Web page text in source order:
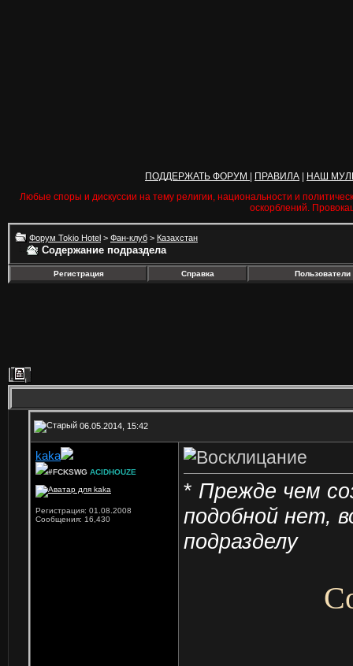
ПОДДЕРЖАТЬ ФОРУМ ПРАВИЛА
НАШ
Любые споры и дискуссии на тему религии, национальности и
оскорблений.
Форум Tokio Hotel > Фан-клуб > Казахстан
Содержание подраздела
Регистрация Справка Пользователи
06.05.2014, 15:42
kaka
#FCKSWG ACIDHOUZE
Регистрация: 01.08.2008
Сообщения: 16,430
* Прежде чем
подобной нет,
подразделу